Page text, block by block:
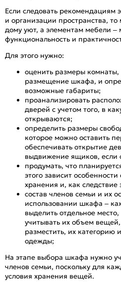
Если следовать рекомендациям
и организации пространства,
дому уют, а элементам мебели –
функциональность и
Для этого нужно:
оценить размеры комнаты,
размещение шкафа, и
возможные габариты;
проанализировать
дверей с учетом того, в
открываются;
определить размеры
которое можно оставить
обеспечивать открытие
выдвижение ящиков, если
продумать, что
этого зависит
хранения и, как следствие
состав членов семьи и их
использовании шкафа –
выделить отдельное
учитывать их объем
разместить, их категорию
одежды;
На этапе выбора шкафа нужно
членов семьи, поскольку для
условия хранения вещей.